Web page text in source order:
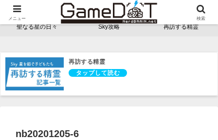
NerdBRAINゲーム支部 - ゲームドット -
聖なる星の日々 Sky攻略 再訪する精霊
再訪する精霊
nb20201205-6
メニュー 検索